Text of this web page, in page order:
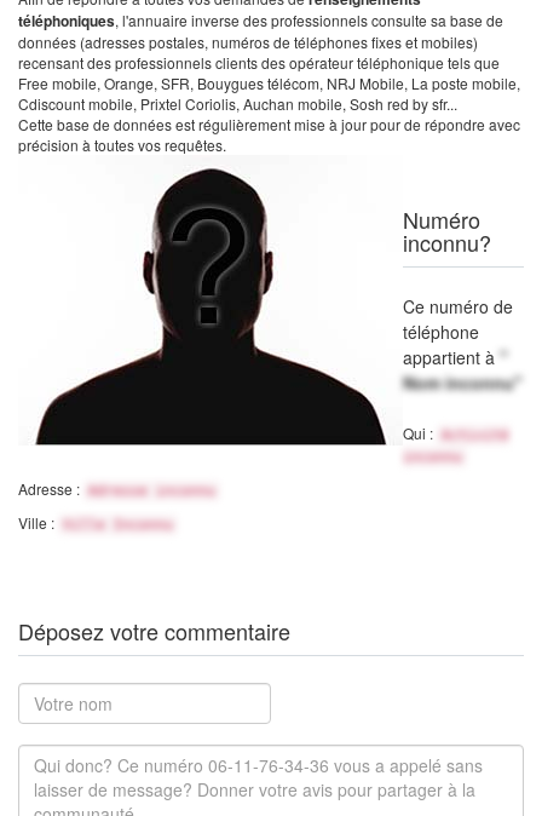
téléphoniques, l'annuaire inverse des professionnels consulte sa base de
données (adresses postales, numéros de téléphones fixes et mobiles)
recensant des professionnels clients des opérateur téléphonique tels que
Free mobile, Orange, SFR, Bouygues télécom, NRJ Mobile, La poste mobile,
Cdiscount mobile, Prixtel Coriolis, Auchan mobile, Sosh red by sfr...
Cette base de données est régulièrement mise à jour pour de répondre avec
précision à toutes vos requêtes.
Numéro
inconnu?
Ce numéro de
téléphone
appartient à "
Nom inconnu"
Qui :
Activité
inconnu
Adresse : Adresse inconnu
Ville : Ville Inconnu
Déposez votre commentaire